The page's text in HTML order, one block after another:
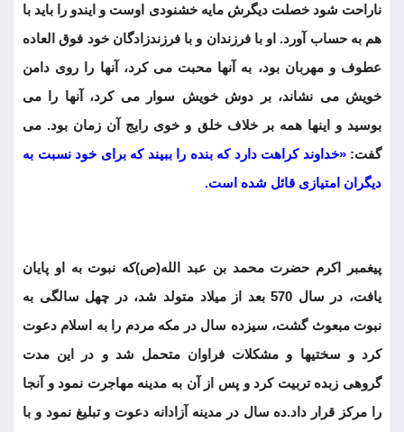
ناراحت شود خصلت دیگرش مایه خشنودی اوست و ایندو را باید با
هم به حساب آورد. او با فرزندان و با فرزندزادگان خود فوق العاده
عطوف و مهربان بود، به آنها محبت می کرد، آنها را روی دامن
خویش می نشاند، بر دوش خویش سوار می کرد، آنها را می
بوسید و اینها همه بر خلاف خلق و خوی رایج آن زمان بود. می
گفت:«خداوند کراهت دارد که بنده را ببیند که برای خود نسبت به
دیگران امتیازی قائل شده است.
پیغمبر اکرم حضرت محمد بن عبد الله(ص)که نبوت به او پایان
یافت، در سال 570 بعد از میلاد متولد شد، در چهل سالگی به
نبوت مبعوث گشت، سیزده سال در مکه مردم را به اسلام دعوت
کرد و سختیها و مشکلات فراوان متحمل شد و در این مدت
گروهی زبده تربیت کرد و پس از آن به مدینه مهاجرت نمود و آنجا
را مرکز قرار داد.ده سال در مدینه آزادانه دعوت و تبلیغ نمود و با